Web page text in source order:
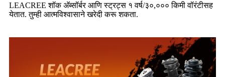
LEACREE शॉक अ‍ॅब्सॉर्बर आणि स्ट्रट्स १ वर्ष/३०,००० किमी वॉरंटीसह
येतात. तुम्ही आत्मविश्वासाने खरेदी करू शकता.